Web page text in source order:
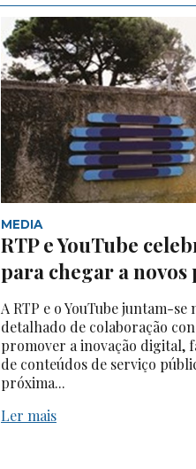
MEDIA
RTP e YouTube
para chegar a novos
A RTP e o YouTube juntam-se
detalhado de colaboração
promover a inovação digital,
de conteúdos de serviço
próxima...
Ler mais